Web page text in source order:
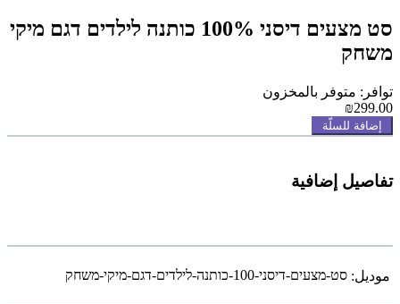
סט מצעים דיסני 100% כותנה לילדים דגם מיקי
משחק
توافر: متوفر بالمخزون
₪299.00
إضافة للسلّة
تفاصيل إضافية
موديل: סט-מצעים-דיסני-100-כותנה-לילדים-דגם-מיקי-משחק